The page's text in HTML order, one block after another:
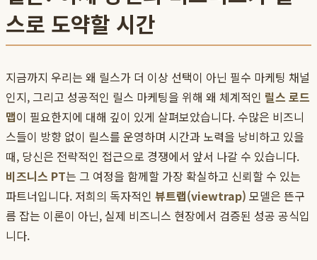
스로 도약할 시간
지금까지 우리는 왜 릴스가 더 이상 선택이 아닌 필수 마케팅 채널
인지, 그리고 성공적인 릴스 마케팅을 위해 왜 체계적인 릴스 로드
맵이 필요한지에 대해 깊이 있게 살펴보았습니다. 수많은 비즈니
스들이 방향 없이 릴스를 운영하며 시간과 노력을 낭비하고 있을
때, 당신은 전략적인 접근으로 경쟁에서 앞서 나갈 수 있습니다.
비즈니스 PT는 그 여정을 함께할 가장 확실하고 신뢰할 수 있는
파트너입니다. 저희의 독자적인 뷰트랩(viewtrap) 모델은 뜬구
름 잡는 이론이 아닌, 실제 비즈니스 현장에서 검증된 성공 공식입
니다.